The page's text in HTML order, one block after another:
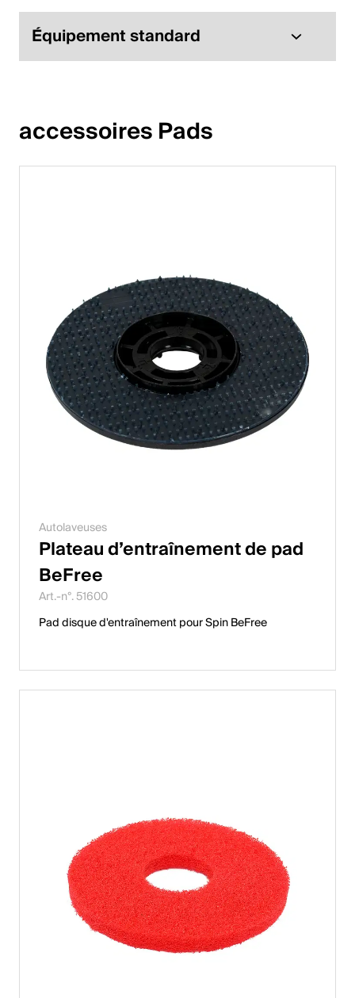
Équipement standard
accessoires Pads
Autolaveuses
Plateau d’entraînement de pad
BeFree
Art.-n°. 51600
Pad disque d'entraînement pour Spin BeFree